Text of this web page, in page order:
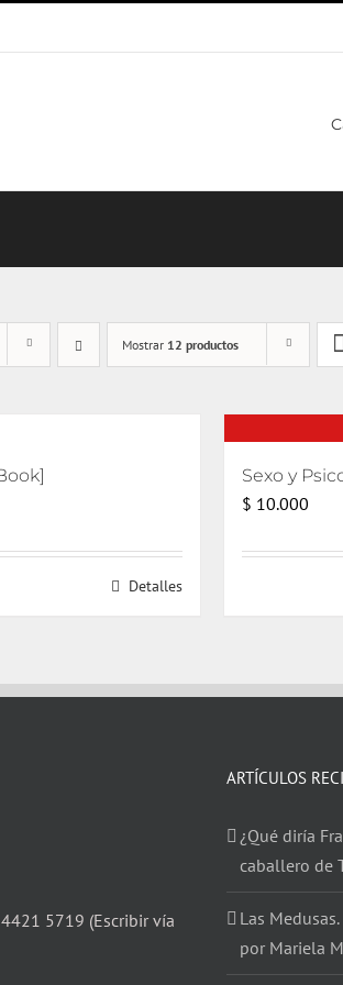
Mostrar 12 productos
Detalles
Sexo y
$ 10.000
5719 (Escribir vía
ARTÍCULOS
¿Qué diría
caballero de
Las
por Mariela